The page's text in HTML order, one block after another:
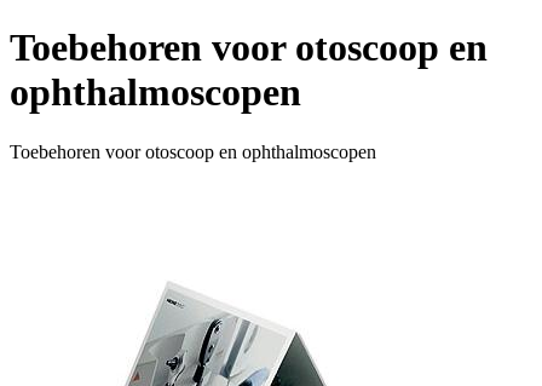
Toebehoren voor otoscoop en
ophthalmoscopen
Toebehoren voor otoscoop en ophthalmoscopen